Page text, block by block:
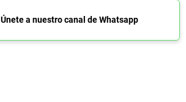
Únete a nuestro canal de Whatsapp